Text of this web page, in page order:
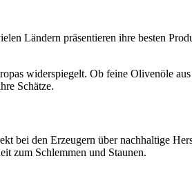
Ländern präsentieren ihre besten
widerspiegelt. Ob feine Olivenöle
Schätze.
bei den Erzeugern über nachhaltige
zum Schlemmen und Staunen.